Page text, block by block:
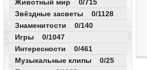
Животный мир 0/715
Звёздные засветы 0/1128
Знаменитости 0/140
Игры 0/1047
Интересности 0/461
Музыкальные клипы 0/25